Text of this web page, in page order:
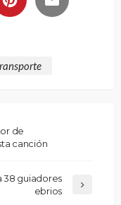
de
canción
38 guiadores
ebrios